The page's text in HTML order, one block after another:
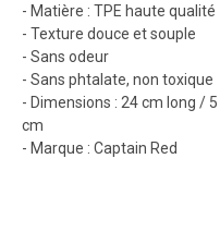
- Matière : TPE haute qualité
- Texture douce et souple
- Sans odeur
- Sans phtalate, non toxique
- Dimensions : 24 cm long /
cm
- Marque : Captain Red